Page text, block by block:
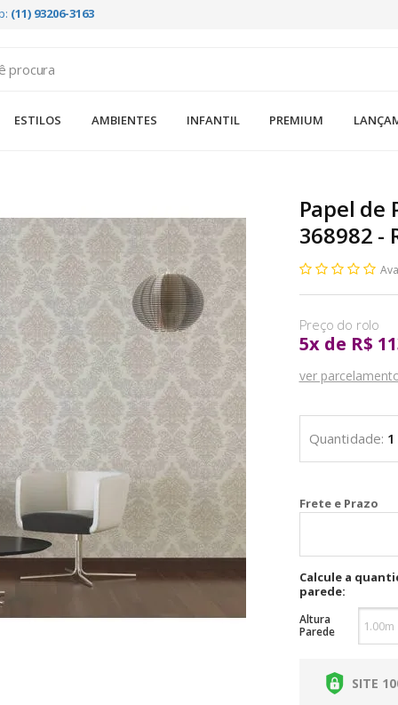
(11) 93206-3163
ESTILOS AMBIENTES INFANTIL PREMIUM
Papel de
368982 -
5xde R$
ver
Calcule a
parede:
Altura
Parede
SITE